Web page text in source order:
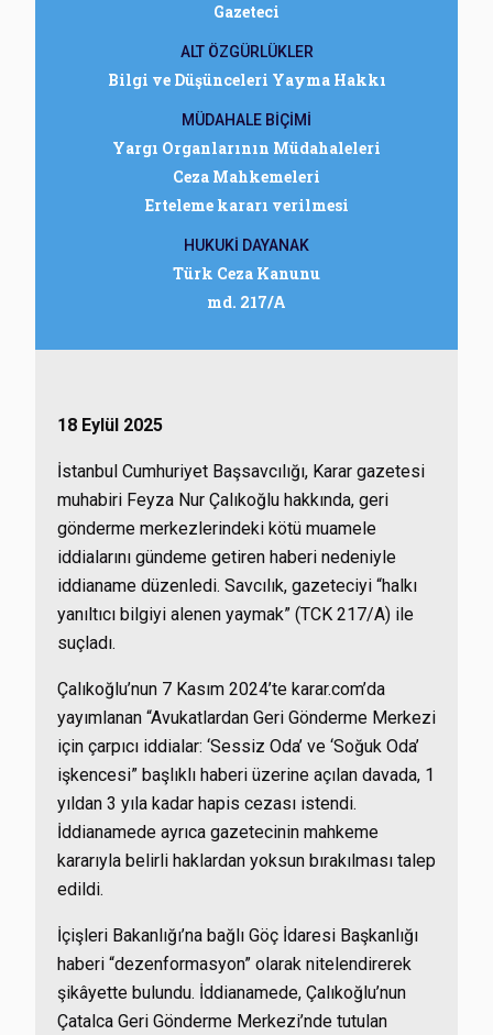
Gazeteci
ALT ÖZGÜRLÜKLER
Bilgi ve Düşünceleri Yayma Hakkı
MÜDAHALE BİÇİMİ
Yargı Organlarının Müdahaleleri
Ceza Mahkemeleri
Erteleme kararı verilmesi
HUKUKİ DAYANAK
Türk Ceza Kanunu
md. 217/A
18 Eylül 2025
İstanbul Cumhuriyet Başsavcılığı, Karar gazetesi
muhabiri Feyza Nur Çalıkoğlu hakkında, geri
gönderme merkezlerindeki kötü muamele
iddialarını gündeme getiren haberi nedeniyle
iddianame düzenledi. Savcılık, gazeteciyi “halkı
yanıltıcı bilgiyi alenen yaymak” (TCK 217/A) ile
suçladı.
Çalıkoğlu’nun 7 Kasım 2024’te karar.com’da
yayımlanan “Avukatlardan Geri Gönderme Merkezi
için çarpıcı iddialar: ‘Sessiz Oda’ ve ‘Soğuk Oda’
işkencesi” başlıklı haberi üzerine açılan davada, 1
yıldan 3 yıla kadar hapis cezası istendi.
İddianamede ayrıca gazetecinin mahkeme
kararıyla belirli haklardan yoksun bırakılması talep
edildi.
İçişleri Bakanlığı’na bağlı Göç İdaresi Başkanlığı
haberi “dezenformasyon” olarak nitelendirerek
şikâyette bulundu. İddianamede, Çalıkoğlu’nun
Çatalca Geri Gönderme Merkezi’nde tutulan